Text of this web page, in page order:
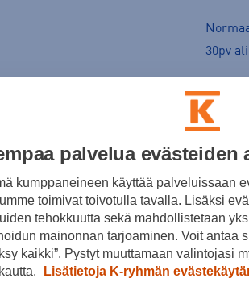
30pv
Väri
Koko
palvelua evästeiden
kumppaneineen käyttää palveluissaan
toimivat toivotulla tavalla. Lisäksi
tehokkuutta sekä mahdollistetaan
mainonnan tarjoaminen. Voit antaa
kaikki”. Pystyt muuttamaan valintojasi
Lisätietoja K-ryhmän